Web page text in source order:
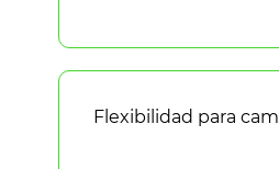
Flexibilidad para